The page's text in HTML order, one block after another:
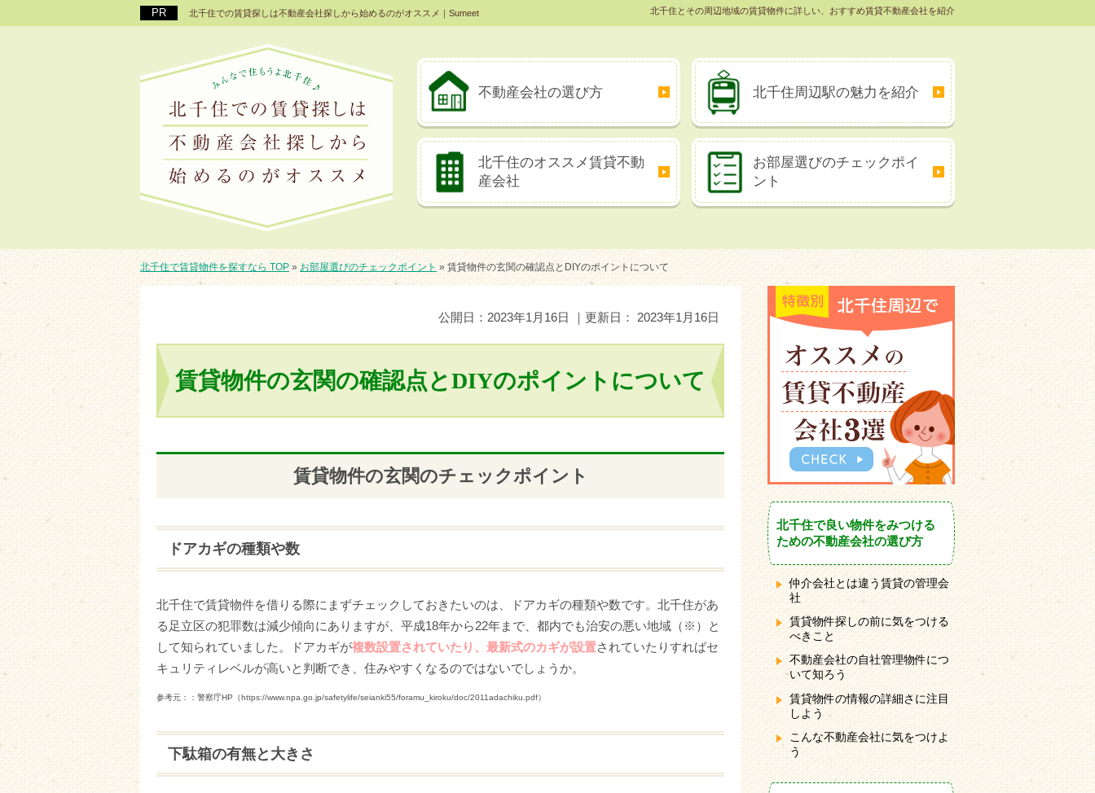
北千住での賃貸探しは不動産会社探しから始めるのがオススメ｜Sumeet 北千住とその周辺地域の賃貸物件に詳しい、おすすめ賃貸不動産会社を紹介
不動産会社の選び方 北千住周辺駅の魅力を紹介
北千住のオススメ賃貸不動
産会社
お部屋選びのチェックポイ
ント
北千住で賃貸物件を探すなら TOP » お部屋選びのチェックポイント » 賃貸物件の玄関の確認点とDIYのポイントについて
公開日： 2023年1月16日 ｜更新日： 2023年1月16日
賃貸物件の玄関の確認点とDIYのポイントについて
賃貸物件の玄関のチェックポイント
ドアカギの種類や数
北千住で賃貸物件を借りる際にまずチェックしておきたいのは、ドアカギの種類や数です。北千住があ
る足立区の犯罪数は減少傾向にありますが、平成18年から22年まで、都内でも治安の悪い地域（※）と
して知られていました。ドアカギが複数設置されていたり、最新式のカギが設置されていたりすればセ
キュリティレベルが高いと判断でき、住みやすくなるのではないでしょうか。
参考元：：警察庁HP（https://www.npa.go.jp/safetylife/seianki55/foramu_kiroku/doc/2011adachiku.pdf）
下駄箱の有無と大きさ
北千住で良い物件をみつける
ための不動産会社の選び方
仲介会社とは違う賃貸の管理会
社
賃貸物件探しの前に気をつける
べきこと
不動産会社の自社管理物件につ
いて知ろう
賃貸物件の情報の詳細さに注目
しよう
こんな不動産会社に気をつけよ
う